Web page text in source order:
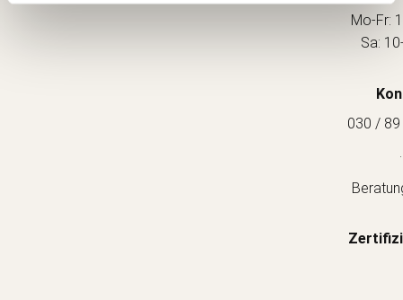
Mo-Fr:
Sa:
030 /